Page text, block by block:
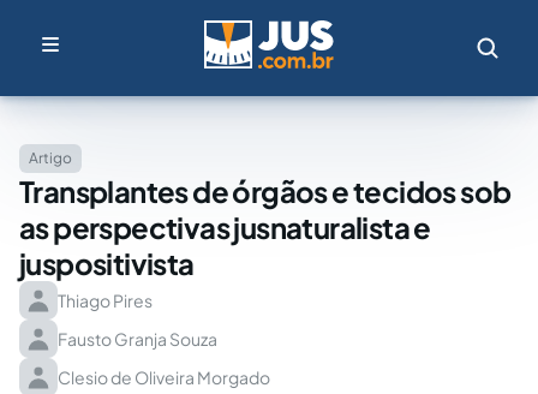
Artigo
Transplantes de órgãos e tecidos sob
as perspectivas jusnaturalista e
juspositivista
Thiago Pires
Fausto Granja Souza
Clesio de Oliveira Morgado